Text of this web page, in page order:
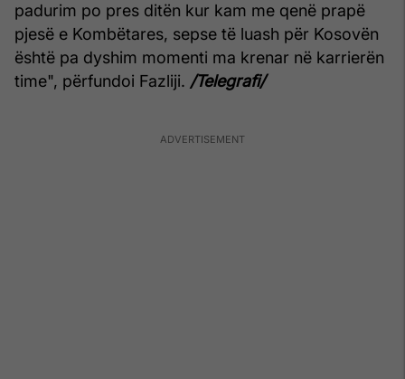
padurim po pres ditën kur kam me qenë prapë
pjesë e Kombëtares, sepse të luash për Kosovën
është pa dyshim momenti ma krenar në karrierën
time", përfundoi Fazliji. /Telegrafi/